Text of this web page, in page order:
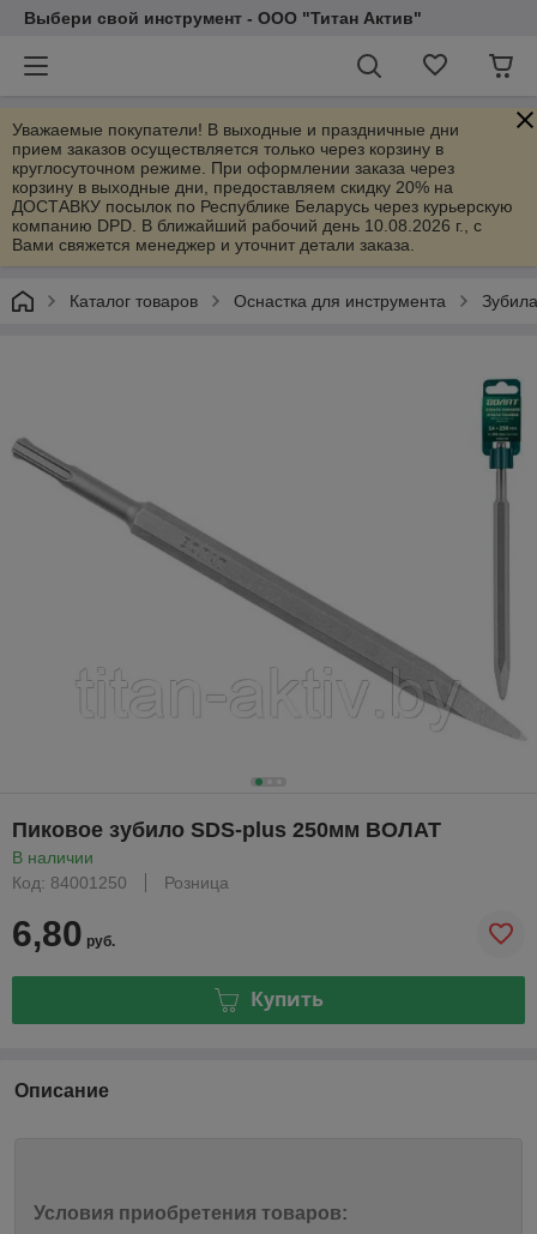
Выбери свой инструмент - ООО "Титан Актив"
Уважаемые покупатели! В выходные и праздничные дни
прием заказов осуществляется только через корзину в
круглосуточном режиме. При оформлении заказа через
корзину в выходные дни, предоставляем скидку 20% на
ДОСТАВКУ посылок по Республике Беларусь через курьерскую
компанию DPD. В ближайший рабочий день 10.08.2026 г., с
Вами свяжется менеджер и уточнит детали заказа.
Каталог товаров Оснастка для инструмента
Пиковое зубило SDS-plus 250мм ВОЛАТ
В наличии
Код: 84001250
Розница
6,80 руб.
Купить
Описание
Условия приобретения товаров: